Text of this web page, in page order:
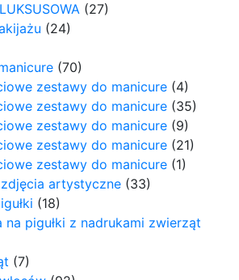
(27)
(24)
(70)
zestawy do manicure (4)
zestawy do manicure (35)
zestawy do manicure (9)
zestawy do manicure (21)
zestawy do manicure (1)
zdjęcia artystyczne (33)
(18)
na pigułki z nadrukami zwierząt
(7)